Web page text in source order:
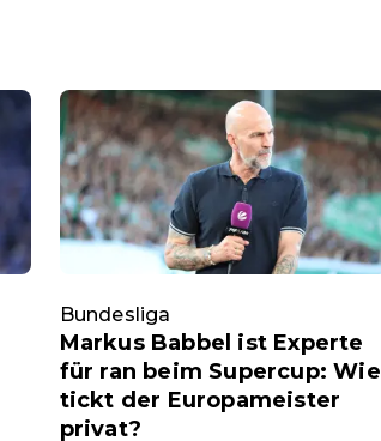
Bundesliga
Markus Babbel ist Experte
für ran beim Supercup: Wie
tickt der Europameister
privat?